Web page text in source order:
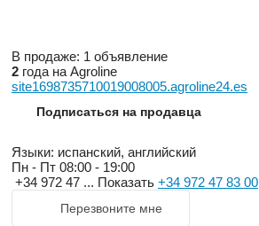
В продаже: 1 объявление
2 года на Agroline
site1698735710019008005.agroline24.es
Подписаться на продавца
Языки: испанский, английский
Пн - Пт 08:00 - 19:00
+34 972 47 ... Показать +34 972 47 83 00
Перезвоните мне